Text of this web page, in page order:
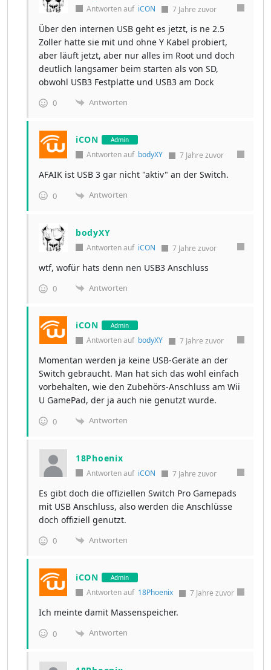
Antworten auf iCON 7 Jahre zuvor
Über den internen USB geht es jetzt, is ne 2.5
Zoller hatte sie mit und ohne Y Kabel probiert,
aber läuft jetzt, aber nur alles im Root und doch
deutlich langsamer beim starten als von SD,
obwohl USB3 Festplatte und USB3 am Dock
0 Antworten
iCON Admin
Antworten auf bodyXY 7 Jahre zuvor
AFAIK ist USB 3 gar nicht "aktiv" an der Switch.
0 Antworten
bodyXY
Antworten auf iCON 7 Jahre zuvor
wtf, wofür hats denn nen USB3 Anschluss
0 Antworten
iCON Admin
Antworten auf bodyXY 7 Jahre zuvor
Momentan werden ja keine USB-Geräte an der
Switch gebraucht. Man hat sich das wohl einfach
vorbehalten, wie den Zubehörs-Anschluss am Wii
U GamePad, der ja auch nie genutzt wurde.
0 Antworten
18Phoenix
Antworten auf iCON 7 Jahre zuvor
Es gibt doch die offiziellen Switch Pro Gamepads
mit USB Anschluss, also werden die Anschlüsse
doch offiziell genutzt.
0 Antworten
iCON Admin
Antworten auf 18Phoenix 7 Jahre zuvor
Ich meinte damit Massenspeicher.
0 Antworten